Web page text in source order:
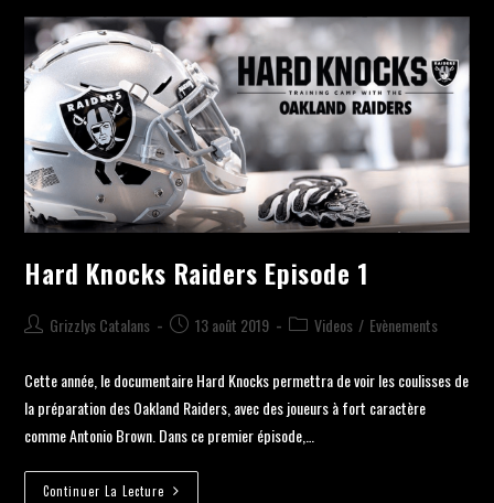
Hard Knocks Raiders Episode 1
Grizzlys Catalans 13 août 2019 Videos / Evènements
Cette année, le documentaire Hard Knocks permettra de voir les coulisses de
la préparation des Oakland Raiders, avec des joueurs à fort caractère
comme Antonio Brown. Dans ce premier épisode,…
Continuer La Lecture